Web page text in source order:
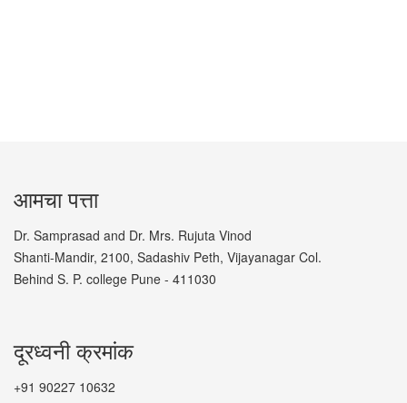
आमचा पत्ता
Dr. Samprasad and Dr. Mrs. Rujuta Vinod
Shanti-Mandir, 2100, Sadashiv Peth, Vijayanagar Col.
Behind S. P. college Pune - 411030
दूरध्वनी क्रमांक
+91 90227 10632